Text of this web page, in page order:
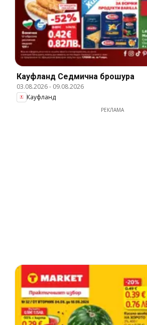
Кауфланд Cедмична брошура
03.08.2026- 09.08.2026
Кауфланд
РЕКЛАМА